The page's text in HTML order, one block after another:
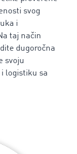
svog
i
taj način
dugoročna
svoju
logistiku sa